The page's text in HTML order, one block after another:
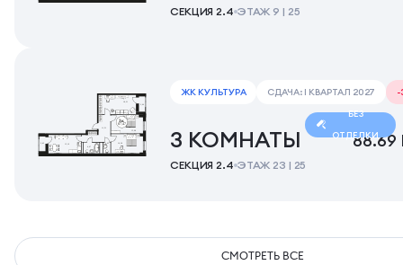
СМОТРЕТЬ ВСЕ
СЕКЦИЯ 2.4 ЭТАЖ 9 | 25
ЖК КУЛЬТУРА СДАЧА: I КВАРТАЛ 2027 -
3 КОМНАТЫ
СЕКЦИЯ 2.4 ЭТАЖ 23 | 25
88.69
БЕЗ
ОТДЕЛКИ